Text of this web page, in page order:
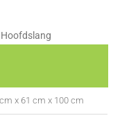
Hoofdslang
x 61 cm x 100 cm